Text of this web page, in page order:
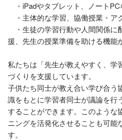
・iPadやタブレット、ノート
・主体的な学習、協働授業・ア
・生徒の学習行動や人間関係に
援、先生の授業準備を助ける機能
私たちは「先生が教えやすく、学
づくりを支援しています。
子供たち同士が教え合い学び合う
識をもとに学習者同士が議論を行
することができます。このような
ニングを活発化させることも可能
す。